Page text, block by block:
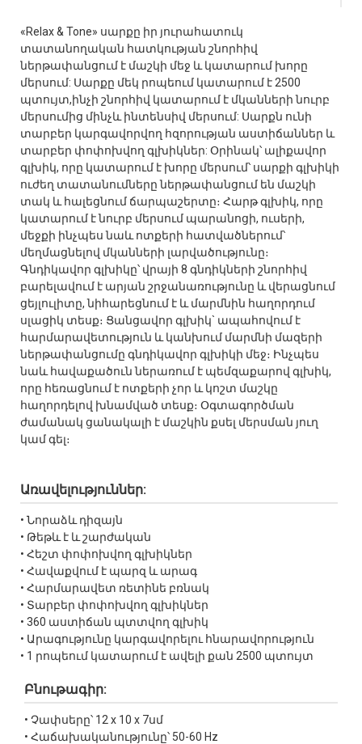
«Relax & Tone» սարքը իր յուրահատուկ
տատանողական հատկության շնորհիվ
ներթափանցում է մաշկի մեջ և կատարում խորը
մերսում: Սարքը մեկ րոպեում կատարում է 2500
պտույտ,ինչի շնորհիվ կատարում է մկանների նուրբ
մերսումից մինչև ինտենսիվ մերսում: Սարքն ունի
տարբեր կարգավորվող հզորության աստիճաններ և
տարբեր փոփոխվող գլխիկներ: Օրինակ՝ ալիքավոր
գլխիկ, որը կատարում է խորը մերսում՝ սարքի գլխիկի
ուժեղ տատանումները ներթափանցում են մաշկի
տակ և հալեցնում ճարպաշերտը։ Հարթ գլխիկ, որը
կատարում է նուրբ մերսում պարանոցի, ուսերի,
մեջքի ինչպես նաև ոտքերի հատվածներում՝
մեղմացնելով մկանների լարվածությունը։
Գնդիկավոր գլխիկը՝ վրայի 8 գնդիկների շնորհիվ
բարելավում է արյան շրջանառությունը և վերացնում
ցեյլուլիտը, նիհարեցնում է և մարմնին հաղորդում
սլացիկ տեսք։ Ցանցավոր գլխիկ` ապահովում է
հարմարավետություն և կանխում մարմնի մազերի
ներթափանցումը գնդիկավոր գլխիկի մեջ։ Ինչպես
նաև հավաքածուն ներառում է պեմզաքարով գլխիկ,
որը հեռացնում է ոտքերի չոր և կոշտ մաշկը
հաղորդելով խնամված տեսք։ Օգտագործման
ժամանակ ցանակալի է մաշկին քսել մերսման յուղ
կամ գել։
Առավելություններ:
• Նորաձև դիզայն
• Թեթև է և շարժական
• Հեշտ փոփոխվող գլխիկներ
• Հավաքվում է պարզ և արագ
• Հարմարավետ ռետինե բռնակ
• Տարբեր փոփոխվող գլխիկներ
• 360 աստիճան պտտվող գլխիկ
• Արագությունը կարգավորելու հնարավորություն
• 1 րոպեում կատարում է ավելի քան 2500 պտույտ
Բնութագիր:
• Չափսերը՝ 12 x 10 x 7սմ
• Հաճախականությունը՝ 50-60 Hz